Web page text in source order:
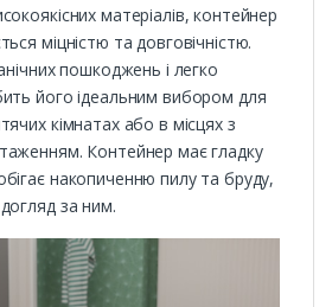
матеріалів, контейнер
міцністю та довговічністю.
пошкоджень і легко
його ідеальним вибором для
кімнатах або в місцях з
Контейнер має гладку
накопиченню пилу та бруду,
за ним.